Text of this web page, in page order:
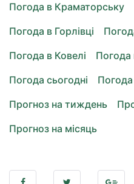
Погода в Краматорську
Погода в Горлівці
Погода в Ковелі
Погода
Погода сьогодні
Прогноз на тиждень
Прогноз на місяць